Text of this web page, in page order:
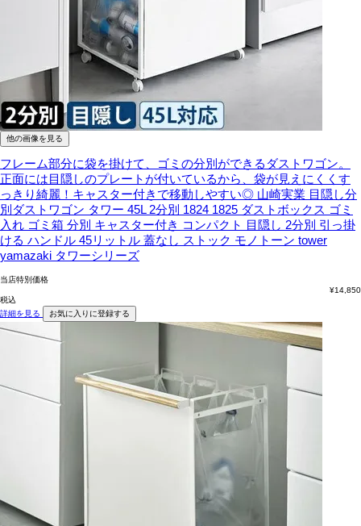
他の画像を見る
フレーム部分に袋を掛けて、ゴミの分別ができるダストワゴン。
正面には目隠しのプレートが付いているから、袋が見えにくくす
っきり綺麗！キャスター付きで移動しやすい◎ 山崎実業 目隠し分
別ダストワゴン タワー 45L 2分別 1824 1825 ダストボックス ゴミ
入れ ゴミ箱 分別 キャスター付き コンパクト 目隠し 2分別 引っ掛
ける ハンドル 45リットル 蓋なし ストック モノトーン tower
yamazaki タワーシリーズ
当店特別価格
¥14,850
税込
詳細を見る
お気に入りに登録する